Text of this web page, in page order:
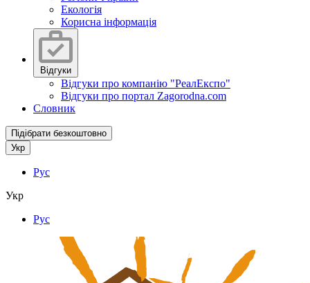
Екологія
Корисна інформація
Відгуки
Відгуки про компанію "РеалЕкспо"
Відгуки про портал Zagorodna.com
Словник
Підібрати безкоштовно
Укр
Рус
Укр
Рус